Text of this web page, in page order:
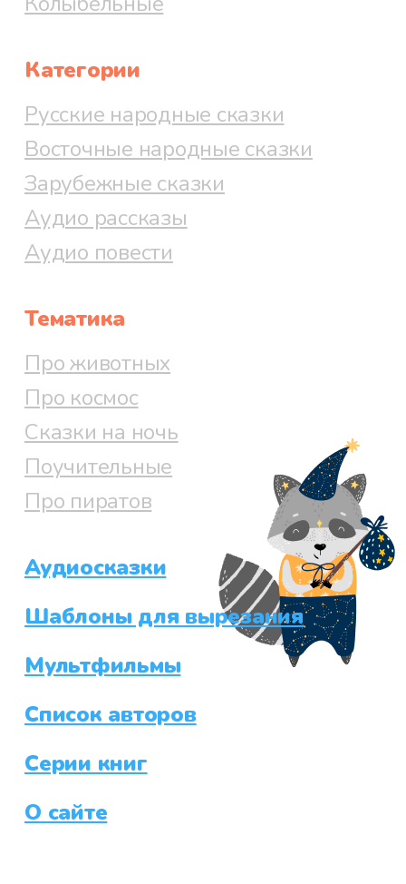
Категории
Русские народные сказки
Восточные народные сказки
Зарубежные сказки
Аудио рассказы
Аудио повести
Тематика
Про животных
Про космос
Сказки на ночь
Поучительные
Про пиратов
Аудиосказки
Шаблоны для вырезания
Мультфильмы
Список авторов
Серии книг
О сайте